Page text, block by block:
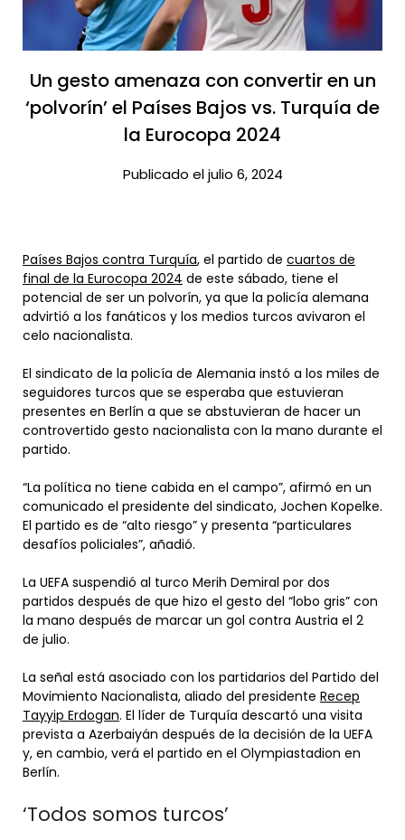
Un gesto amenaza con convertir en un
‘polvorín’ el Países Bajos vs. Turquía de
la Eurocopa 2024​
Publicado el julio 6, 2024
Países Bajos contra Turquía, el partido de cuartos de
final de la Eurocopa 2024 de este sábado, tiene el
potencial de ser un polvorín, ya que la policía alemana
advirtió a los fanáticos y los medios turcos avivaron el
celo nacionalista.
El sindicato de la policía de Alemania instó a los miles de
seguidores turcos que se esperaba que estuvieran
presentes en Berlín a que se abstuvieran de hacer un
controvertido gesto nacionalista con la mano durante el
partido.
“La política no tiene cabida en el campo”, afirmó en un
comunicado el presidente del sindicato, Jochen Kopelke.
El partido es de “alto riesgo” y presenta “particulares
desafíos policiales”, añadió.
La UEFA suspendió al turco Merih Demiral por dos
partidos después de que hizo el gesto del “lobo gris” con
la mano después de marcar un gol contra Austria el 2
de julio.
La señal está asociado con los partidarios del Partido del
Movimiento Nacionalista, aliado del presidente Recep
Tayyip Erdogan. El líder de Turquía descartó una visita
prevista a Azerbaiyán después de la decisión de la UEFA
y, en cambio, verá el partido en el Olympiastadion en
Berlín.
‘Todos somos turcos’